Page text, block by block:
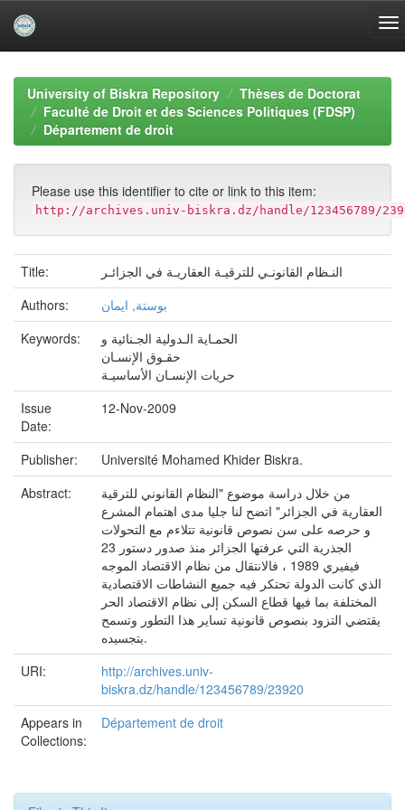
navigationUniversity of Biskra Repository
Thèses de Doctorat
Faculté de Droit et des Sciences Politiques (FDSP)
Département de droit
Please use this identifier to cite or link to this item:
http://archives.univ-biskra.dz/handle/123456789/
Title:
النـظام القانونـي للترقيـة العقاريـة في الجزائـر
Authors:
بوستة, ايمان
Keywords:
الحمـاية الـدولية الجـنائية و
حقـوق الإنسـان
حريات الإنسـان الأساسيـة
Issue
Date:
12-Nov-2009
Publisher:
Université Mohamed Khider Biskra.
Abstract:
من خلال دراسة موضوع "النظام القانوني للترقية
العقارية في الجزائر" اتضح لنا جليا مدى اهتمام المشرع
و حرصه على سن نصوص قانونية تتلاءم مع التحولات
الجذرية التي عرفتها الجزائر منذ صدور دستور 23
فيفيري 1989 ، فالانتقال من نظام الاقتصاد الموجه
الذي كانت الدولة تحتكر فيه جميع النشاطات الاقتصادية
المختلفة بما فيها قطاع السكن إلى نظام الاقتصاد الحر
يقتضي التزود بنصوص قانونية تساير هذا التطور وتسمح
بتجسيده.
URI:
http://archives.univ-
biskra.dz/handle/123456789/23920
Appears in
Collections:
Département de droit